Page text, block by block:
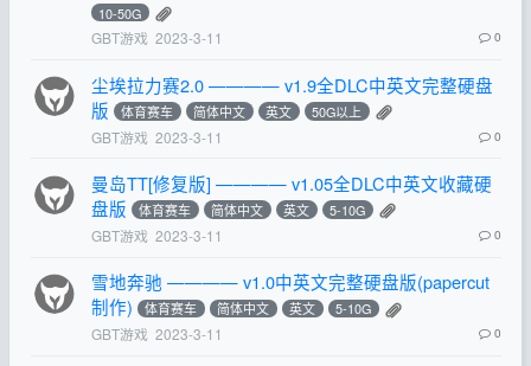
10-50G
GBT游戏 2023-3-11 0
尘埃拉力赛2.0 ———— v1.9全DLC中英文完整硬盘
版
体育赛车 简体中文 英文 50G以上
GBT游戏 2023-3-11 0
曼岛TT[修复版] ———— v1.05全DLC中英文收藏硬
盘版
体育赛车 简体中文 英文 5-10G
GBT游戏 2023-3-11 0
雪地奔驰 ———— v1.0中英文完整硬盘版(papercut
制作)
体育赛车 简体中文 英文 5-10G
GBT游戏 2023-3-11 0